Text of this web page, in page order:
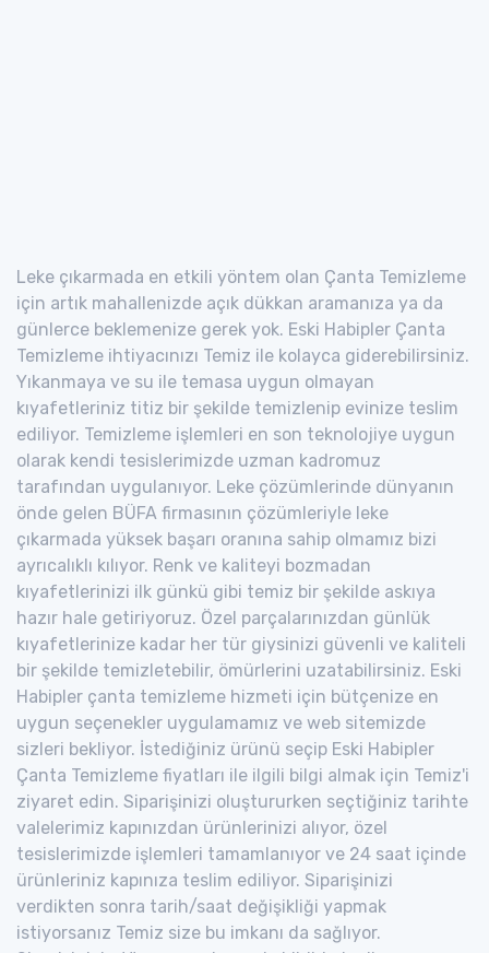
Leke çıkarmada en etkili yöntem olan Çanta Temizleme
için artık mahallenizde açık dükkan aramanıza ya da
günlerce beklemenize gerek yok. Eski Habipler Çanta
Temizleme ihtiyacınızı Temiz ile kolayca giderebilirsiniz.
Yıkanmaya ve su ile temasa uygun olmayan
kıyafetleriniz titiz bir şekilde temizlenip evinize teslim
ediliyor. Temizleme işlemleri en son teknolojiye uygun
olarak kendi tesislerimizde uzman kadromuz
tarafından uygulanıyor. Leke çözümlerinde dünyanın
önde gelen BÜFA firmasının çözümleriyle leke
çıkarmada yüksek başarı oranına sahip olmamız bizi
ayrıcalıklı kılıyor. Renk ve kaliteyi bozmadan
kıyafetlerinizi ilk günkü gibi temiz bir şekilde askıya
hazır hale getiriyoruz. Özel parçalarınızdan günlük
kıyafetlerinize kadar her tür giysinizi güvenli ve kaliteli
bir şekilde temizletebilir, ömürlerini uzatabilirsiniz. Eski
Habipler çanta temizleme hizmeti için bütçenize en
uygun seçenekler uygulamamız ve web sitemizde
sizleri bekliyor. İstediğiniz ürünü seçip Eski Habipler
Çanta Temizleme fiyatları ile ilgili bilgi almak için Temiz'i
ziyaret edin. Siparişinizi oluştururken seçtiğiniz tarihte
valelerimiz kapınızdan ürünlerinizi alıyor, özel
tesislerimizde işlemleri tamamlanıyor ve 24 saat içinde
ürünleriniz kapınıza teslim ediliyor. Siparişinizi
verdikten sonra tarih/saat değişikliği yapmak
istiyorsanız Temiz size bu imkanı da sağlıyor.